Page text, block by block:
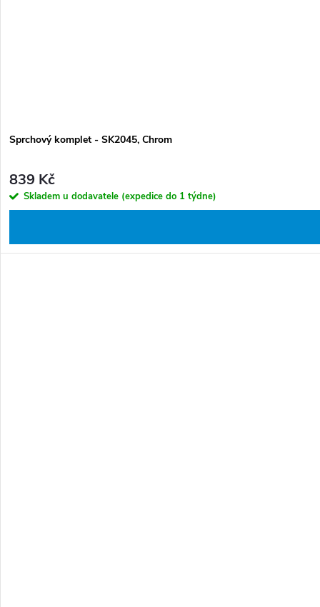
Sprchový komplet - SK2045, Chrom
839 Kč
Skladem u dodavatele (expedice do 1 týdne)